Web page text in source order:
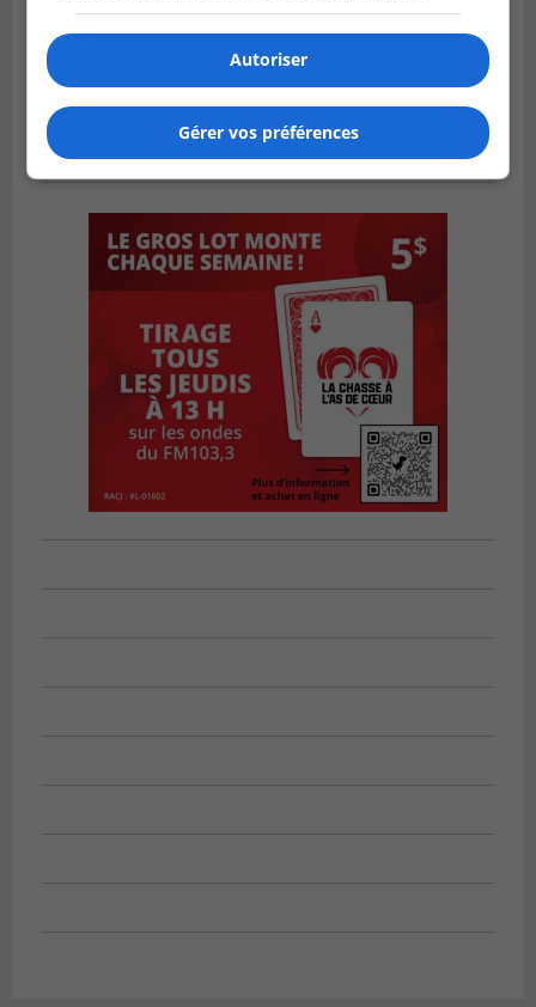
Autoriser
Gérer vos préférences